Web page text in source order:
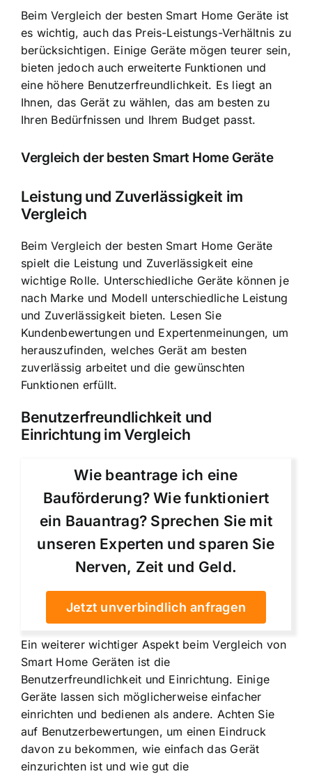
Beim Vergleich der besten Smart Home Geräte ist
es wichtig, auch das Preis-Leistungs-Verhältnis zu
berücksichtigen. Einige Geräte mögen teurer sein,
bieten jedoch auch erweiterte Funktionen und
eine höhere Benutzerfreundlichkeit. Es liegt an
Ihnen, das Gerät zu wählen, das am besten zu
Ihren Bedürfnissen und Ihrem Budget passt.
Vergleich der besten Smart Home Geräte
Leistung und Zuverlässigkeit im
Vergleich
Beim Vergleich der besten Smart Home Geräte
spielt die Leistung und Zuverlässigkeit eine
wichtige Rolle. Unterschiedliche Geräte können je
nach Marke und Modell unterschiedliche Leistung
und Zuverlässigkeit bieten. Lesen Sie
Kundenbewertungen und Expertenmeinungen, um
herauszufinden, welches Gerät am besten
zuverlässig arbeitet und die gewünschten
Funktionen erfüllt.
Benutzerfreundlichkeit und
Einrichtung im Vergleich
Wie beantrage ich eine
Bauförderung? Wie funktioniert
ein Bauantrag? Sprechen Sie mit
unseren Experten und sparen Sie
Nerven, Zeit und Geld.
Jetzt unverbindlich anfragen
Ein weiterer wichtiger Aspekt beim Vergleich von
Smart Home Geräten ist die
Benutzerfreundlichkeit und Einrichtung. Einige
Geräte lassen sich möglicherweise einfacher
einrichten und bedienen als andere. Achten Sie
auf Benutzerbewertungen, um einen Eindruck
davon zu bekommen, wie einfach das Gerät
einzurichten ist und wie gut die